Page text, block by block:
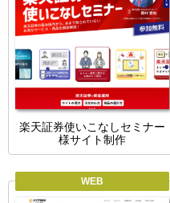
楽天証券使いこなしセミナー
様サイト制作
WEB